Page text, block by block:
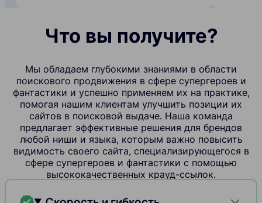
Что вы получите?
Мы обладаем глубокими знаниями в области
поискового продвижения в сфере супергероев и
фантастики и успешно применяем их на практике,
помогая нашим клиентам улучшить позиции их
сайтов в поисковой выдаче. Наша команда
предлагает эффективные решения для брендов
любой ниши и языка, которым важно повысить
видимость своего сайта, специализирующегося в
сфере супергероев и фантастики с помощью
высококачественных крауд-ссылок.